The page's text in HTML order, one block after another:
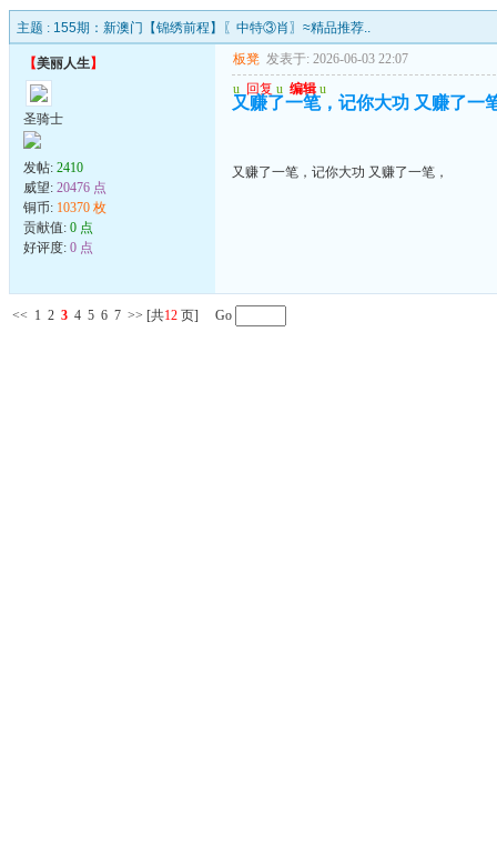
主题 : 155期：新澳门【锦绣前程】〖中特③肖〗≈精品推荐..
【美丽人生】
圣骑士
发帖: 2410
威望: 20476 点
铜币: 10370 枚
贡献值: 0 点
好评度: 0 点
板凳 发表于: 2026-06-03 22:07
u 回复 u 编辑 u
又赚了一笔，记你大功 又赚了一
又赚了一笔，记你大功 又赚了一笔，
<< 1 2 3 4 5 6 7 >> [共12 页] Go